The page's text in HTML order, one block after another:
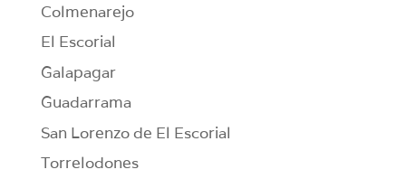
Colmenarejo
El Escorial
Galapagar
Guadarrama
San Lorenzo de El Escorial
Torrelodones